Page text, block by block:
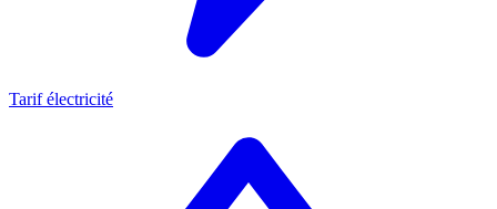
Tarif électricité